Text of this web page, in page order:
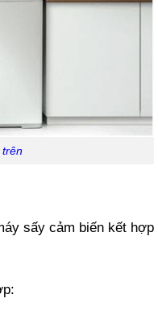
sấy cảm biến kết hợp